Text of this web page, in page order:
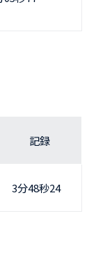
記録
3分48秒24